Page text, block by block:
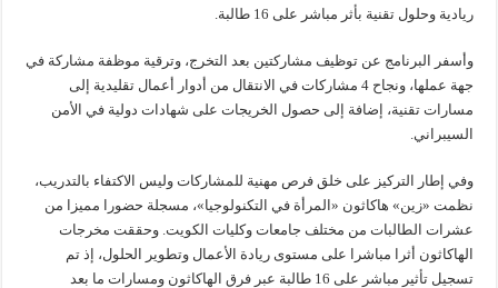
ريادية وحلول تقنية بأثر مباشر على 16 طالبة.
وأسفر البرنامج عن توظيف مشاركتين بعد التخرج، وترقية موظفة مشاركة في
جهة عملها، ونجاح 4 مشاركات في الانتقال من أدوار أعمال تقليدية إلى
مسارات تقنية، إضافة إلى حصول الخريجات على شهادات دولية في الأمن
السيبراني.
وفي إطار التركيز على خلق فرص مهنية للمشاركات وليس الاكتفاء بالتدريب،
نظمت «زين» هاكاثون «المرأة في التكنولوجيا»، مسجلة حضورا مميزا من
عشرات الطالبات من مختلف جامعات وكليات الكويت. وحققت مخرجات
الهاكاثون أثرا مباشرا على مستوى ريادة الأعمال وتطوير الحلول، إذ تم
تسجيل تأثير مباشر على 16 طالبة عبر فرق الهاكاثون ومسارات ما بعد